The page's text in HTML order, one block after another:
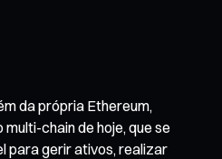
da própria Ethereum,
chain de hoje, que se
para gerir ativos, realizar